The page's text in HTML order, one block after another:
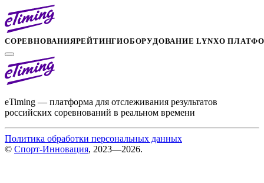
СОРЕВНОВАНИЯРЕЙТИНГИОБОРУДОВАНИЕ LYNXО
eTiming — платформа для отслеживания результатов
российских соревнований в реальном времени
Политика обработки персональных данных
© Спорт-Инновация, 2023—2026.